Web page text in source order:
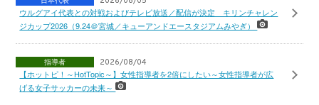
ウルグアイ代表との対戦およびテレビ放送／配信が決定 キリンチャレン
ジカップ2026（9.24＠宮城／キューアンドエースタジアムみやぎ）
指導者 2026/08/04
【ホットピ！～HotTopic～】女性指導者を2倍にしたい～女性指導者が広
げる女子サッカーの未来～